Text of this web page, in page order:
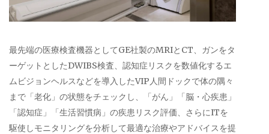
最先端の医療検査機器としてGE社製のMRIとCT、ガンをタ
ーゲットとしたDWIBS検査、認知症リスクを数値化するエ
ムビジョンヘルスなどを導入したVIP人間ドックで体の隅々
まで「老化」の状態をチェックし、「がん」「脳・心疾患」
「認知症」「生活習慣病」の疾患リスク評価、さらにITを
駆使しモニタリングを分析して最適な治療やアドバイスを提